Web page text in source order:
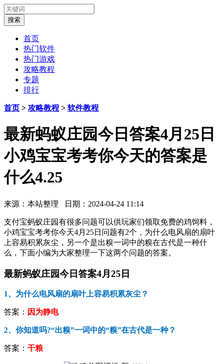
首页
热门软件
热门游戏
攻略教程
专题
排行
首页 > 攻略教程 > 软件教程
最新蚂蚁庄园今日答案4月25日
小鸡宝宝考考你今天的答案是
什么4.25
来源：本站整理 日期：2024-04-24 11:14
支付宝蚂蚁庄园有很多问题可以供玩家们领取免费的鸡饲料，
小鸡宝宝考考你今天4月25日问题有2个，为什么电风扇的扇叶
上容易积累灰尘，另一个是出糗一词中的糗在古代是一种什
么，下面小编为大家整理一下这两个问题的答案。
最新蚂蚁庄园今日答案4月25日
1、为什么电风扇的扇叶上容易积累灰尘？
答案： 因为静电
2、你知道吗?“出糗”一词中的“糗”在古代是一种？
答案： 干粮